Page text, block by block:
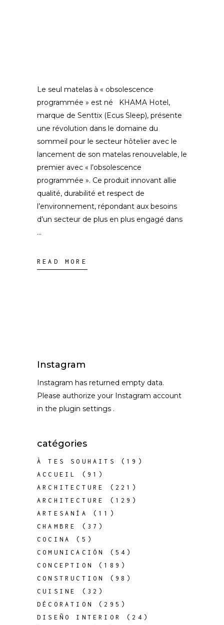
Le seul matelas à « obsolescence
programmée » est né KHAMA Hotel,
marque de Senttix (Ecus Sleep), présente
une révolution dans le domaine du
sommeil pour le secteur hôtelier avec le
lancement de son matelas renouvelable, le
premier avec « l’obsolescence
programmée ». Ce produit innovant allie
qualité, durabilité et respect de
l’environnement, répondant aux besoins
d’un secteur de plus en plus engagé dans
READ MORE
Instagram
Instagram has returned empty data.
Please authorize your Instagram account
in the plugin settings .
catégories
À TES SOUHAITS
(19)
ACCUEIL
(91)
ARCHITECTURE
(221)
ARCHITECTURE
(129)
ARTESANÍA
(11)
CHAMBRE
(37)
COCINA
(5)
COMUNICACIÓN
(54)
CONCEPTION
(189)
CONSTRUCTION
(98)
CUISINE
(32)
DÉCORATION
(295)
DISEÑO INTERIOR
(24)